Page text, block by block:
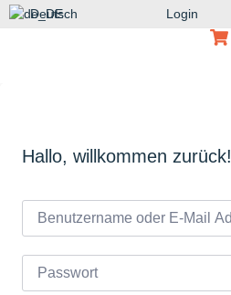
Deutsch Login
Hallo, willkommen zurück!